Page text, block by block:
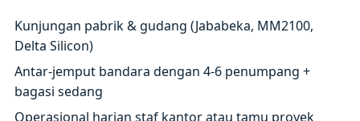
Kunjungan pabrik & gudang (Jababeka, MM2100,
Delta Silicon)
Antar-jemput bandara dengan 4-6 penumpang +
bagasi sedang
Operasional harian staf kantor atau tamu proyek